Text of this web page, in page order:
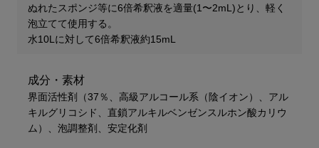
ぬれたスポンジ等に6倍希釈液を適量(1〜2mL)とり、軽く
泡立てて使用する。
水10Lに対して6倍希釈液約15mL
成分・素材
界面活性剤（37％、高級アルコール系（陰イオン）、アル
キルグリコシド、直鎖アルキルベンゼンスルホン酸カリウ
ム）、泡調整剤、安定化剤​